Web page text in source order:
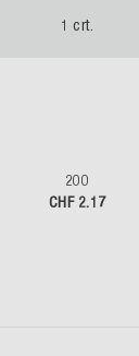
1 crt.
200
CHF 2.17